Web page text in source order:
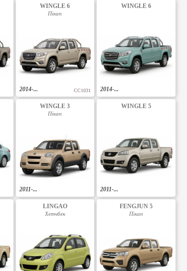
WINGLE 6
Пікап
2014-... CC1031
WINGLE 6
2014-...
WINGLE 3
Пікап
2011-...
WINGLE 5
2011-...
LINGAO
Хетчбек
FENGJUN 5
Пікап